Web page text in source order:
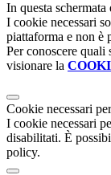
In questa
I cookie necessari
piattaforma e non è
Per conoscere quali
visionare la
Cookie necessari
I cookie necessari
disabilitati. È
policy.